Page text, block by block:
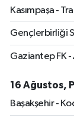
Kasımpaşa -
Gençlerbirliği
Gaziantep FK -
16 Ağustos,
Başakşehir -